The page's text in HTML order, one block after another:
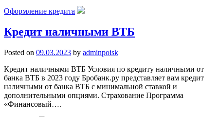
Оформление кредита
Кредит наличными ВТБ
Posted on 09.03.2023 by adminpoisk
Кредит наличными ВТБ Условия по кредиту наличными от
банка ВТБ в 2023 году Бробанк.ру представляет вам кредит
наличными от банка ВТБ с минимальной ставкой и
дополнительными опциями. Страхование Программа
«Финансовый….